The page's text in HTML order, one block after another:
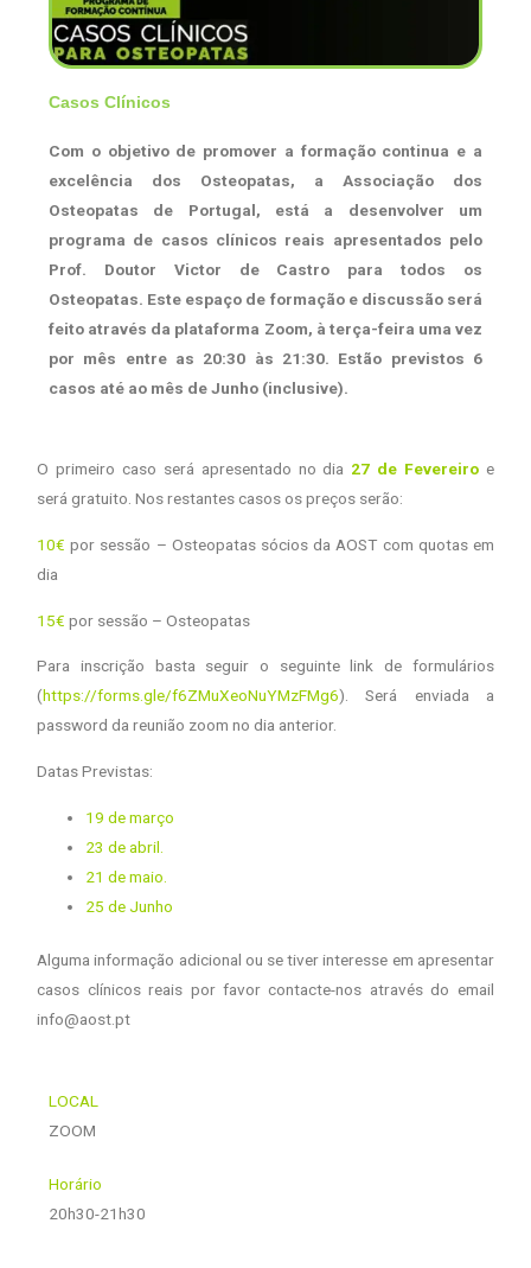
Casos Clínicos
Com o objetivo de promover a formação continua e a
excelência dos Osteopatas, a Associação dos
Osteopatas de Portugal, está a desenvolver um
programa de casos clínicos reais apresentados pelo
Prof. Doutor Victor de Castro para todos os
Osteopatas. Este espaço de formação e discussão será
feito através da plataforma Zoom, à terça-feira uma vez
por mês entre as 20:30 às 21:30. Estão previstos 6
casos até ao mês de Junho (inclusive).
O primeiro caso será apresentado no dia 27 de Fevereiro e
será gratuito. Nos restantes casos os preços serão:
10€ por sessão – Osteopatas sócios da AOST com quotas em
dia
15€ por sessão – Osteopatas
Para inscrição basta seguir o seguinte link de formulários
(https://forms.gle/f6ZMuXeoNuYMzFMg6). Será enviada a
password da reunião zoom no dia anterior.
Datas Previstas:
19 de março
23 de abril.
21 de maio.
25 de Junho
Alguma informação adicional ou se tiver interesse em apresentar
casos clínicos reais por favor contacte-nos através do email
info@aost.pt
LOCAL
ZOOM
Horário
20h30-21h30